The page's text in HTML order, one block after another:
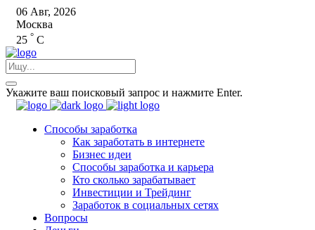
06 Авг, 2026
Москва
25 ° C
Укажите ваш поисковый запрос и нажмите Enter.
Способы заработка
Как заработать в интернете
Бизнес идеи
Способы заработка и карьера
Кто сколько зарабатывает
Инвестиции и Трейдинг
Заработок в социальных сетях
Вопросы